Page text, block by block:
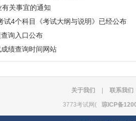
关事宜的通知
试4个科目《考试大纲与说明》已经公布
询入口公布
绩查询时间网站
关于我们 联系我们
3773考试网( 琼ICP备